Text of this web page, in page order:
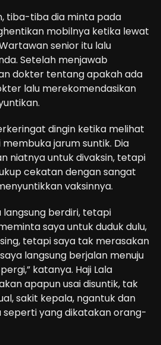
tiba-tiba dia minta pada
mobilnya ketika lewat
senior itu lalu
Setelah menjawab
dokter tentang apakah ada
lalu merekomendasikan
dingin ketika melihat
jarum suntik. Dia
niatnya untuk divaksin, tetapi
cekatan dengan sangat
vaksinnya.
langsung berdiri, tetapi
saya untuk duduk dulu,
tetapi saya tak merasakan
langsung berjalan menuju
katanya. Haji Lala
apapun usai disuntik, tak
sakit kepala, ngantuk dan
seperti yang dikatakan orang-